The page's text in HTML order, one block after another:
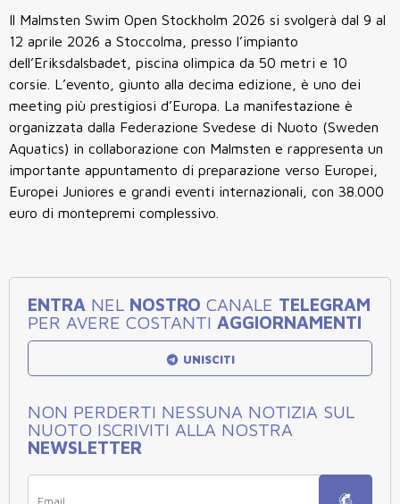
Il Malmsten Swim Open Stockholm 2026 si svolgerà dal 9 al
12 aprile 2026 a Stoccolma , presso l’impianto
dell’Eriksdalsbadet , piscina olimpica da 50 metri e 10
corsie. L’evento, giunto alla decima edizione , è uno dei
meeting più prestigiosi d’Europa. La manifestazione è
organizzata dalla Federazione Svedese di Nuoto (Sweden
Aquatics) in collaborazione con Malmsten e rappresenta un
importante appuntamento di preparazione verso Europei,
Europei Juniores e grandi eventi internazionali, con 38.000
euro di montepremi complessivo.
ENTRA NEL NOSTRO CANALE TELEGRAM
PER AVERE COSTANTI AGGIORNAMENTI
UNISCITI
NON PERDERTI NESSUNA NOTIZIA SUL
NUOTO ISCRIVITI ALLA NOSTRA
NEWSLETTER